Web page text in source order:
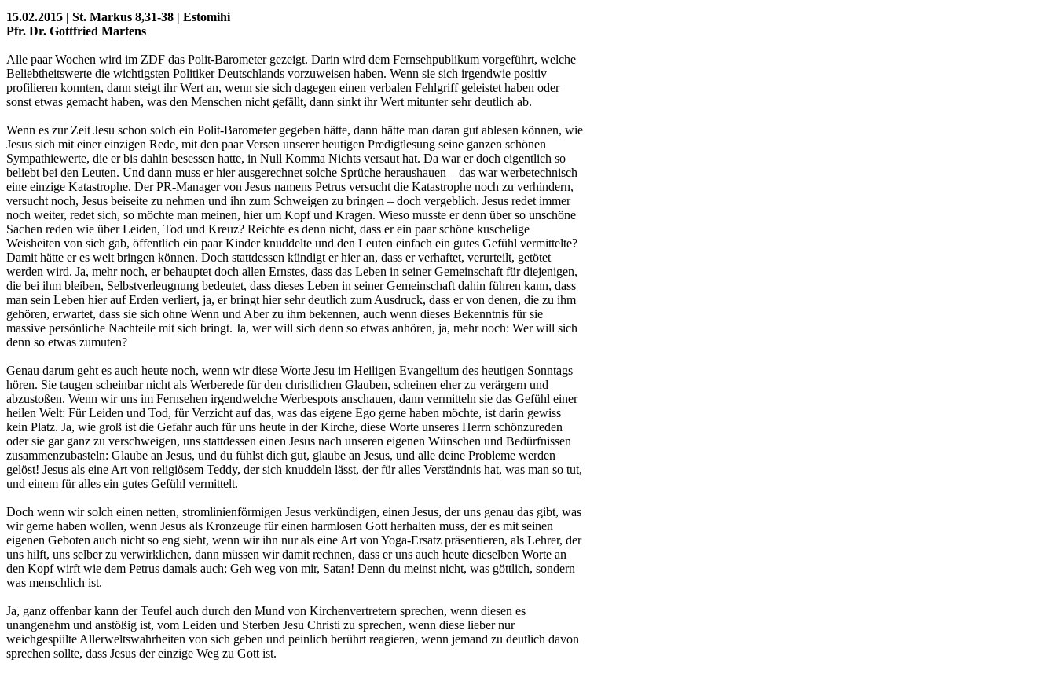
15.02.2015 | St. Markus 8,31-38 | Estomihi
Pfr. Dr. Gottfried Martens
Alle paar Wochen wird im ZDF das Polit-Barometer gezeigt. Darin wird dem Fernsehpublikum vorgeführt, welche
Beliebtheitswerte die wichtigsten Politiker Deutschlands vorzuweisen haben. Wenn sie sich irgendwie positiv
profilieren konnten, dann steigt ihr Wert an, wenn sie sich dagegen einen verbalen Fehlgriff geleistet haben oder
sonst etwas gemacht haben, was den Menschen nicht gefällt, dann sinkt ihr Wert mitunter sehr deutlich ab.
Wenn es zur Zeit Jesu schon solch ein Polit-Barometer gegeben hätte, dann hätte man daran gut ablesen können, wie
Jesus sich mit einer einzigen Rede, mit den paar Versen unserer heutigen Predigtlesung seine ganzen schönen
Sympathiewerte, die er bis dahin besessen hatte, in Null Komma Nichts versaut hat. Da war er doch eigentlich so
beliebt bei den Leuten. Und dann muss er hier ausgerechnet solche Sprüche heraushauen – das war werbetechnisch
eine einzige Katastrophe. Der PR-Manager von Jesus namens Petrus versucht die Katastrophe noch zu verhindern,
versucht noch, Jesus beiseite zu nehmen und ihn zum Schweigen zu bringen – doch vergeblich. Jesus redet immer
noch weiter, redet sich, so möchte man meinen, hier um Kopf und Kragen. Wieso musste er denn über so unschöne
Sachen reden wie über Leiden, Tod und Kreuz? Reichte es denn nicht, dass er ein paar schöne kuschelige
Weisheiten von sich gab, öffentlich ein paar Kinder knuddelte und den Leuten einfach ein gutes Gefühl vermittelte?
Damit hätte er es weit bringen können. Doch stattdessen kündigt er hier an, dass er verhaftet, verurteilt, getötet
werden wird. Ja, mehr noch, er behauptet doch allen Ernstes, dass das Leben in seiner Gemeinschaft für diejenigen,
die bei ihm bleiben, Selbstverleugnung bedeutet, dass dieses Leben in seiner Gemeinschaft dahin führen kann, dass
man sein Leben hier auf Erden verliert, ja, er bringt hier sehr deutlich zum Ausdruck, dass er von denen, die zu ihm
gehören, erwartet, dass sie sich ohne Wenn und Aber zu ihm bekennen, auch wenn dieses Bekenntnis für sie
massive persönliche Nachteile mit sich bringt. Ja, wer will sich denn so etwas anhören, ja, mehr noch: Wer will sich
denn so etwas zumuten?
Genau darum geht es auch heute noch, wenn wir diese Worte Jesu im Heiligen Evangelium des heutigen Sonntags
hören. Sie taugen scheinbar nicht als Werberede für den christlichen Glauben, scheinen eher zu verärgern und
abzustoßen. Wenn wir uns im Fernsehen irgendwelche Werbespots anschauen, dann vermitteln sie das Gefühl einer
heilen Welt: Für Leiden und Tod, für Verzicht auf das, was das eigene Ego gerne haben möchte, ist darin gewiss
kein Platz. Ja, wie groß ist die Gefahr auch für uns heute in der Kirche, diese Worte unseres Herrn schönzureden
oder sie gar ganz zu verschweigen, uns stattdessen einen Jesus nach unseren eigenen Wünschen und Bedürfnissen
zusammenzubasteln: Glaube an Jesus, und du fühlst dich gut, glaube an Jesus, und alle deine Probleme werden
gelöst! Jesus als eine Art von religiösem Teddy, der sich knuddeln lässt, der für alles Verständnis hat, was man so tut,
und einem für alles ein gutes Gefühl vermittelt.
Doch wenn wir solch einen netten, stromlinienförmigen Jesus verkündigen, einen Jesus, der uns genau das gibt, was
wir gerne haben wollen, wenn Jesus als Kronzeuge für einen harmlosen Gott herhalten muss, der es mit seinen
eigenen Geboten auch nicht so eng sieht, wenn wir ihn nur als eine Art von Yoga-Ersatz präsentieren, als Lehrer, der
uns hilft, uns selber zu verwirklichen, dann müssen wir damit rechnen, dass er uns auch heute dieselben Worte an
den Kopf wirft wie dem Petrus damals auch: Geh weg von mir, Satan! Denn du meinst nicht, was göttlich, sondern
was menschlich ist.
Ja, ganz offenbar kann der Teufel auch durch den Mund von Kirchenvertretern sprechen, wenn diesen es
unangenehm und anstößig ist, vom Leiden und Sterben Jesu Christi zu sprechen, wenn diese lieber nur
weichgespülte Allerweltswahrheiten von sich geben und peinlich berührt reagieren, wenn jemand zu deutlich davon
sprechen sollte, dass Jesus der einzige Weg zu Gott ist.